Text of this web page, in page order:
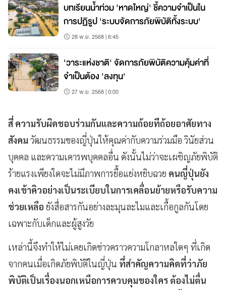
บทเรียนน้ำท่วม 'หาดใหญ่' ชี้ความจำเป็นใน
การปฏิรูป 'ระบบจัดการภัยพิบัติทั้งระบบ'
28 พ.ย. 2568 | 6:45
'วาระแห่งชาติ' จัดการภัยพิบัติความคุ้มค่าที่
จำเป็นต้อง 'ลงทุน'
27 พ.ย. 2568 | 0:00
สี่ ความรับผิดชอบร่วมกันและความถ้อยทีถ้อยอาศัยทาง
สังคม วัฒนธรรมของญี่ปุ่นให้คุณค่ากับความร่วมมือ วินัยส่วน
บุคคล และความเคารพบุคคลอื่น ดังนั้นไม่ว่าจะเผชิญภัยพิบัติ
ร้ายแรงเพียงใดจะไม่มีภาพการยื้อแย่งหยิบฉวย คนญี่ปุ่นยัง
คงเข้าคิวอย่างเป็นระเบียบในการเคลื่อนย้ายหรือรับความ
ช่วยเหลือ ยังสื่อสารกันอย่างละมุนละไมและเกื้อกูลกันโดย
เฉพาะกับเด็กและผู้สูงวัย
เหล่านี้จึงทำให้ไม่เคยเกิดข่าวคราวความโกลาหลใดๆ ที่เกิด
จากคนเมื่อเกิดภัยพิบัติในญี่ปุ่น ที่สำคัญความคิดที่ว่าภัย
พิบัติเป็นเรื่องนอกเหนือการควบคุมของใคร ต้องไม่ตื่น